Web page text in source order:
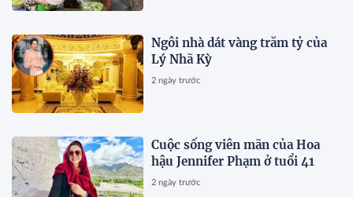
Ngôi nhà dát vàng trăm tỷ của
Lý Nhã Kỳ
2 ngày trước
Cuộc sống viên mãn của Hoa
hậu Jennifer Phạm ở tuổi 41
2 ngày trước